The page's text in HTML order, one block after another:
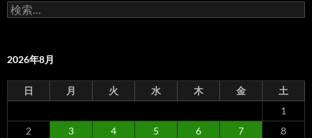
検
索:
2026年8月
日 月 火 水 木 金
土
1
2
3 4 5 6 7
8